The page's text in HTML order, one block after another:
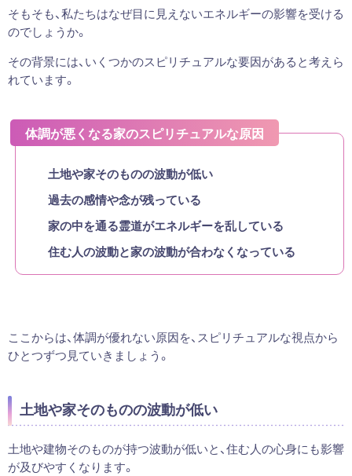
そもそも、私たちはなぜ目に見えないエネルギーの影響を受ける
のでしょうか。
その背景には、いくつかのスピリチュアルな要因があると考えら
れています。
体調が悪くなる家のスピリチュアルな原因
土地や家そのものの波動が低い
過去の感情や念が残っている
家の中を通る霊道がエネルギーを乱している
住む人の波動と家の波動が合わなくなっている
ここからは、体調が優れない原因を、スピリチュアルな視点から
ひとつずつ見ていきましょう。
土地や家そのものの波動が低い
土地や建物そのものが持つ波動が低いと、住む人の心身にも影響
が及びやすくなります。